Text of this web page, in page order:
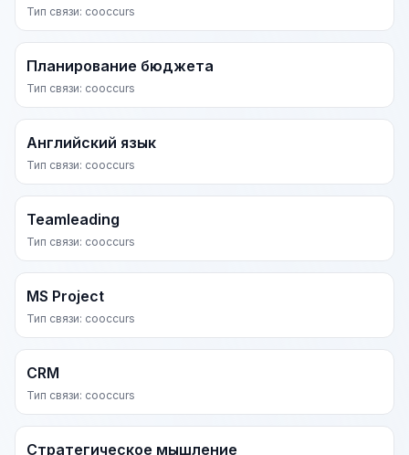
Тип связи: cooccurs
Планирование бюджета
Тип связи: cooccurs
Английский язык
Тип связи: cooccurs
Teamleading
Тип связи: cooccurs
MS Project
Тип связи: cooccurs
CRM
Тип связи: cooccurs
Стратегическое мышление